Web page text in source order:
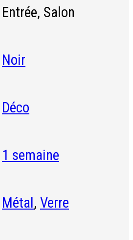
Entrée, Salon
Noir
Déco
1 semaine
Métal , Verre